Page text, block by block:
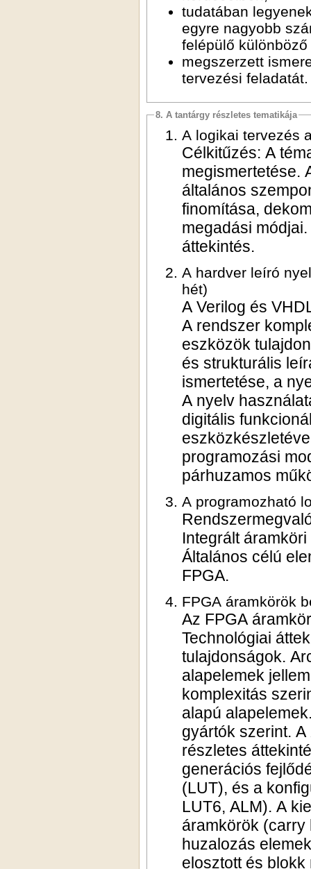
tudatában legyenek annak, hogy mindennapi
egyre nagyobb számban tartalmaz hasonló
megszerzett ismereteik birtokában eredményesen
tervezési feladatát.
8. A tantárgy részletes tematikája
A logikai tervezés
Célkitűzés: A
megismertetése.
általános
finomítása,
megadási
áttekintés.
A hardver leíró nyelvek szerepe a digitális rendszerek
hét)
A Verilog és
A rendszer
eszközök
és strukturális
ismertetése, a
A nyelv
digitális
programozási
párhuzamos
Integrált
Általános célú
FPGA.
FPGA áramkörök
Az FPGA
Technológiai
tulajdonságok.
alapelemek
komplexitás
alapú
gyártók szerint.
részletes
generációs
(LUT), és a
LUT6, ALM). A
áramkörök (carry
huzalozás
elosztott és